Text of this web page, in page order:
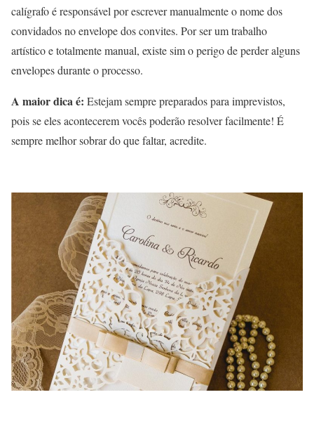
calígrafo é responsável por escrever manualmente o nome dos
convidados no envelope dos convites. Por ser um trabalho
artístico e totalmente manual, existe sim o perigo de perder alguns
envelopes durante o processo.
A maior dica é: Estejam sempre preparados para imprevistos,
pois se eles acontecerem vocês poderão resolver facilmente! É
sempre melhor sobrar do que faltar, acredite.